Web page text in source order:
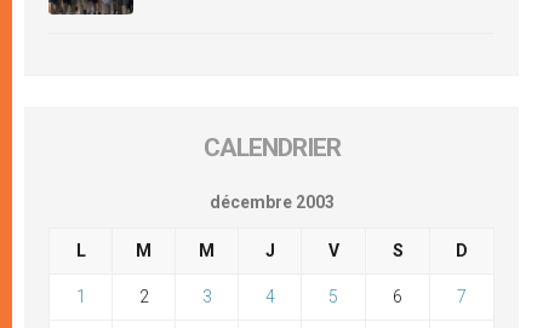
CALENDRIER
décembre 2003
L M M J V S D
1 2 3 4 5 6 7